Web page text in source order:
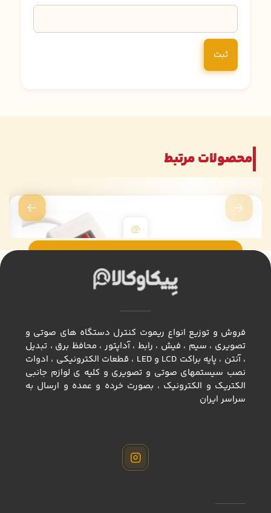
محصولات مرتبط
تومان
فروش و توزیع انواع ريموت كنترل دستگاه های صوتی و
تصویری ، سيم ، فيش ، رابط ، آداپتور ، محافظ برق ، تبديل
، آنتن ، پايه براكت LCD و LED ، قطعات الكترونيكي ، ادوات
نصب سيستمهاي صوتي و تصويري و كليه ي لوازم جانبي
الكتريك و الكترونيك ، بصورت خرده و عمده و ارسال به
سراسر ايران